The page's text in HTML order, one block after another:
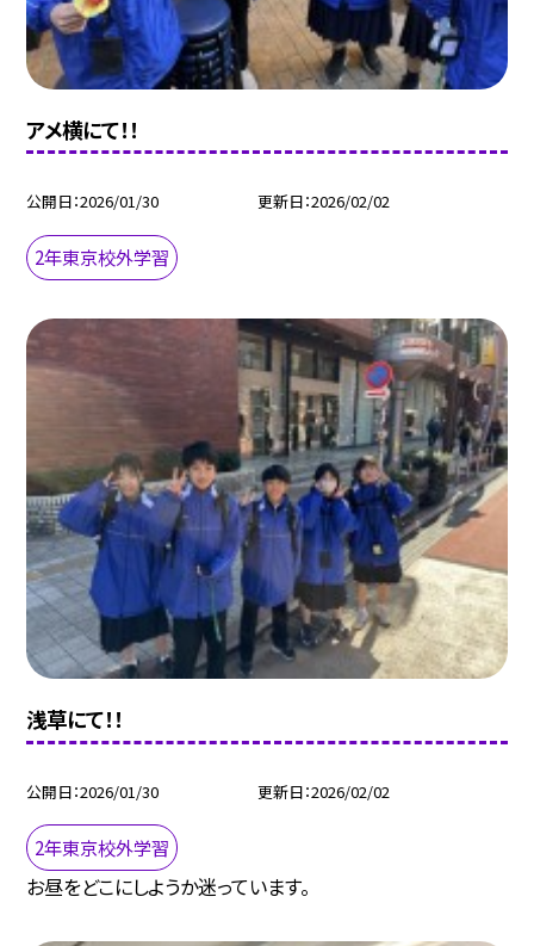
アメ横にて！！
公開日 2026/01/30 更新日 2026/02/02
2年東京校外学習
浅草にて！！
公開日 2026/01/30 更新日 2026/02/02
2年東京校外学習
お昼をどこにしようか迷っています。